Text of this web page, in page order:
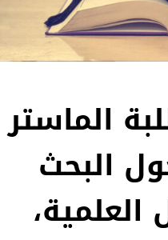
الماستر
البحث
العلمية،